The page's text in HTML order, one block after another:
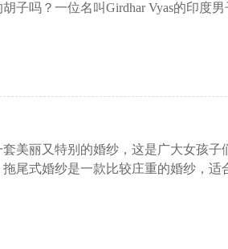
子吗？一位名叫Girdhar Vyas的印度
美丽又特别的婚纱，这是广大女孩子
尾式婚纱是一款比较庄重的婚纱，适